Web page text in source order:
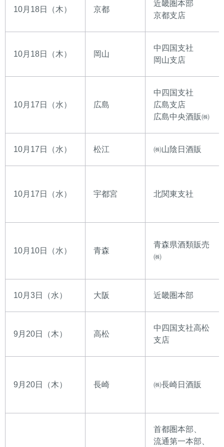
10月18日（木） 京都
近畿圏本部
京都支店
10月18日（木） 岡山
中四国支社
岡山支店
10月17日（水） 広島
中四国支社
広島支店
広島中央酒販㈱
10月17日（水） 松江 ㈱山陰日酒販
10月17日（水） 宇都宮 北関東支社
10月10日（水） 青森
青森県酒類販売
㈱
10月3日（水） 大阪 近畿圏本部
9月20日（木） 高松
中四国支社高松
支店
9月20日（木） 長崎 ㈱長崎日酒販
首都圏本部、
流通第一本部、